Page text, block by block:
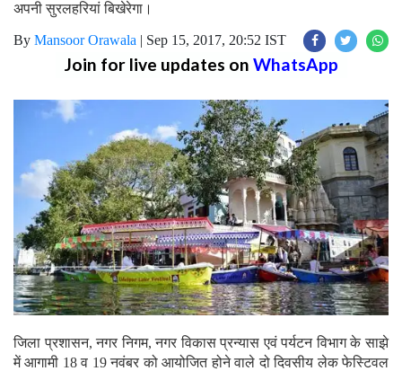
अपनी सुरलहरियां बिखेरेगा।
By Mansoor Orawala | Sep 15, 2017, 20:52 IST
Join for live updates on WhatsApp
जिला प्रशासन, नगर निगम, नगर विकास प्रन्यास एवं पर्यटन विभाग के साझे
में आगामी 18 व 19 नवंबर को आयोजित होने वाले दो दिवसीय लेक फेस्टिवल